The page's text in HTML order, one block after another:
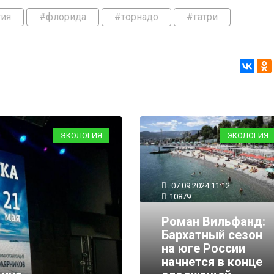
#флорида #торнадо #гатри
ЭКОЛОГИЯ
08.08.2023 12:39 10378
ЭКОЛОГИЯ
07.09.2024 11:12
10879
Роман Вильфанд:
Бархатный сезон
на юге России
начнется в конце